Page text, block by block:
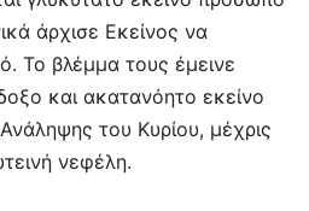
άρχισε Εκείνος να
Το βλέμμα τους έμεινε
και ακατανόητο εκείνο
του Κυρίου, μέχρις
νεφέλη.